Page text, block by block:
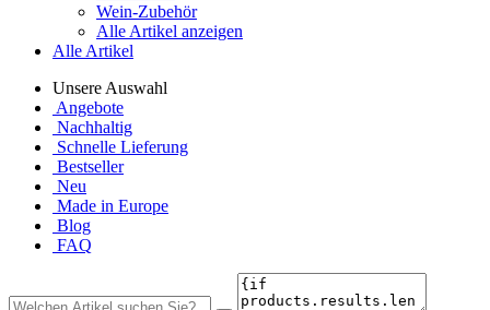
Wein-Zubehör
Alle Artikel anzeigen
Alle Artikel
Unsere Auswahl
Angebote
Nachhaltig
Schnelle Lieferung
Bestseller
Neu
Made in Europe
Blog
FAQ